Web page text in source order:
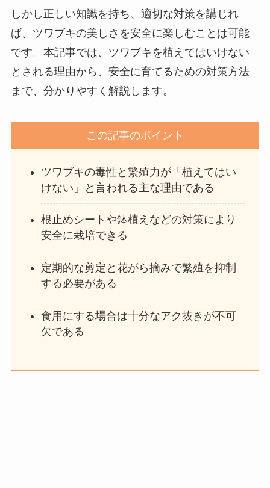
しかし正しい知識を持ち、適切な対策を講じれ
ば、ツワブキの美しさを安全に楽しむことは可能
です。本記事では、ツワブキを植えてはいけない
とされる理由から、安全に育てるための対策方法
まで、分かりやすく解説します。
この記事のポイント
ツワブキの毒性と繁殖力が「植えてはい
けない」と言われる主な理由である
根止めシートや鉢植えなどの対策により
安全に栽培できる
定期的な剪定と花がら摘みで繁殖を抑制
する必要がある
食用にする場合は十分なアク抜きが不可
欠である